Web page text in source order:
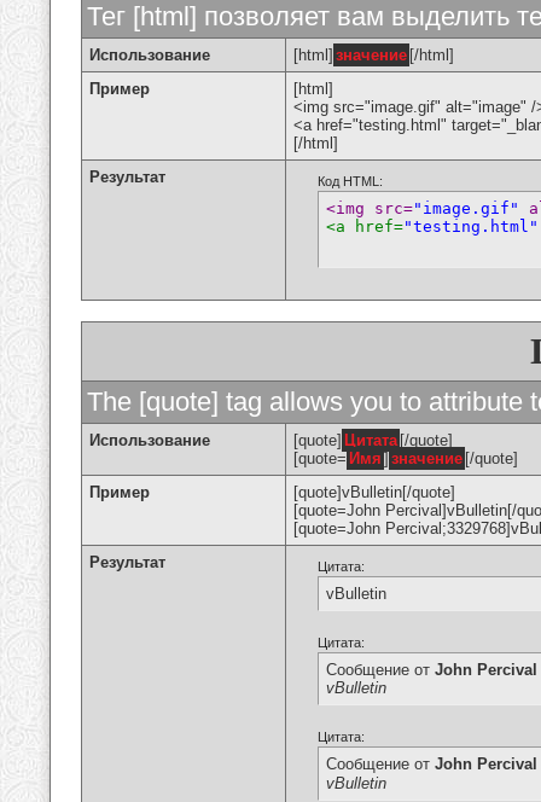
Тег [html] позволяет вам выделить
Использование [html] значение [/html]
Пример
[html]
<img src="image.gif" alt="image" /
<a href="testing.html"
[/html]
Результат
Код HTML:
<img src="image.gif"
<a href="testing.html"
The [quote] tag allows you to attribute
Использование [quote] Цитата [/quote]
[quote= Имя ] значение [/quote]
Пример
[quote]vBulletin[/quote]
[quote=John Percival]vBulletin[/
[quote=John
Результат
Цитата:
vBulletin
Цитата:
Сообщение от John Percival
vBulletin
Цитата:
Сообщение от John Percival
vBulletin